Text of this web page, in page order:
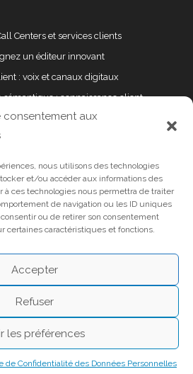
consentement aux
nous utilisons des technologies
et/ou accéder aux informations des
à ces technologies nous permettra de traiter
de navigation ou les ID uniques
ou de retirer son consentement
certaines caractéristiques et fonctions.
Accepter
Refuser
les préférences
de Confidentialité des Données Personnelles
Centers et services clients
un éditeur innovant
: voix et canaux digitaux
sémantique : connaissance client
données personnelles (RGPD)
: mentions légales
75010 Paris – France
AKIO 2025